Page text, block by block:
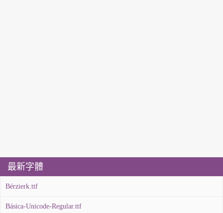
最新字體
Bérzierk.ttf
Básica-Unicode-Regular.ttf